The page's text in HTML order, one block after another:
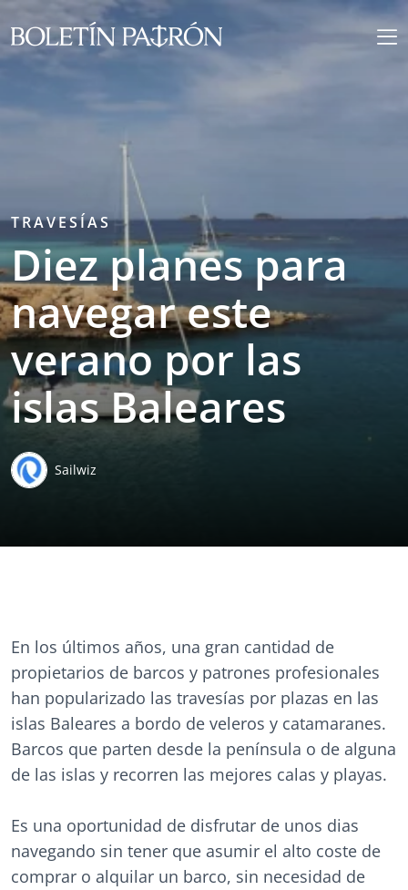
TRAVESÍAS
Diez planes para
navegar este
verano por las
islas Baleares
Sailwiz
En los últimos años, una gran cantidad de
propietarios de barcos y patrones profesionales
han popularizado las travesías por plazas en las
islas Baleares a bordo de veleros y catamaranes.
Barcos que parten desde la península o de alguna
de las islas y recorren las mejores calas y playas.
Es una oportunidad de disfrutar de unos dias
navegando sin tener que asumir el alto coste de
comprar o alquilar un barco, sin necesidad de